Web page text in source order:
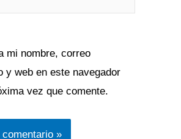
mi nombre, correo
y web en este navegador
vez que comente.